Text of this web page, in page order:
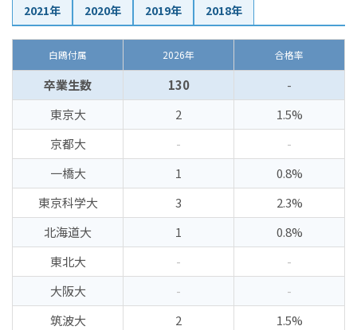
2021年
2020年 2019年 2018年
白鴎付属 2026年 合格率
卒業生数 130
-
東京大
2
1.5%
京都大
-
-
一橋大
1
0.8%
東京科学大
3
2.3%
北海道大
1
0.8%
東北大
-
-
大阪大
-
-
筑波大
2
1.5%